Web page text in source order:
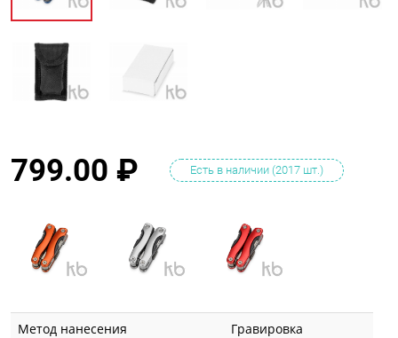
799.00 ₽ Есть в наличии (2017 шт.)
Метод нанесения
Гравировка